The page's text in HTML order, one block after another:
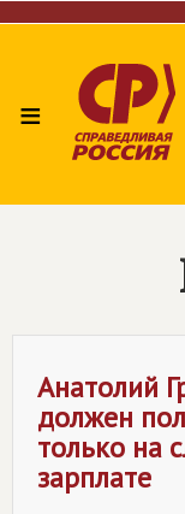
≡
Анатолий
должен
только на
зарплате